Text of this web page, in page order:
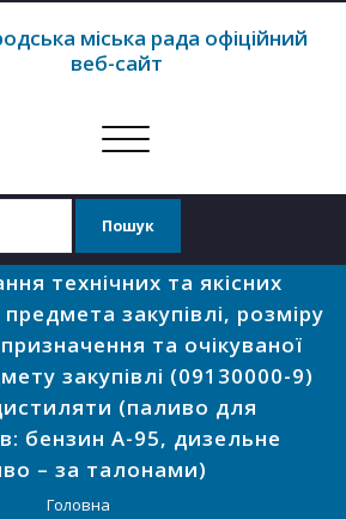
міська рада офіційний
веб-сайт
Перемкнути
технічних та якісних
закупівлі, розміру
та очікуваної
закупівлі (09130000-9)
(паливо для
бензин А-95, дизельне
– за талонами)
Головна